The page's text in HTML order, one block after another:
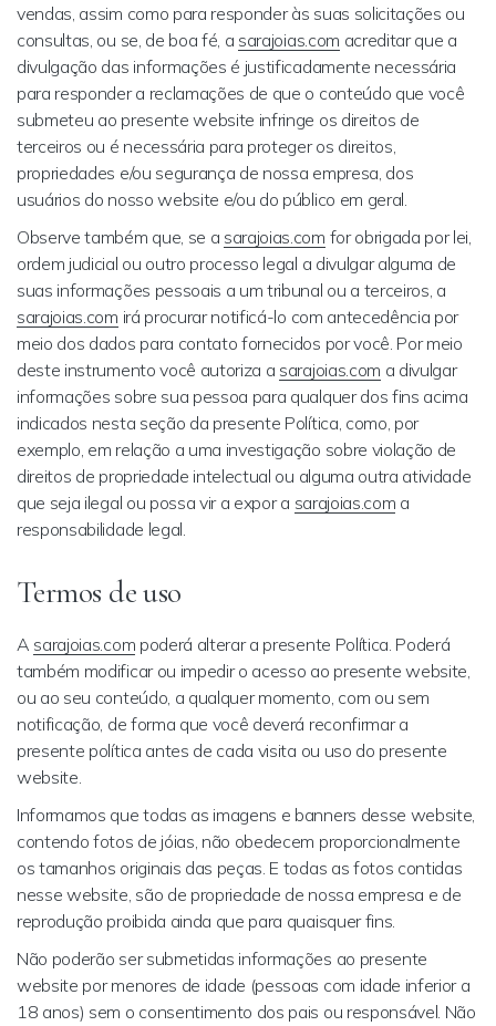
vendas, assim como para responder às suas solicitações ou
consultas, ou se, de boa fé, a sarajoias.com acreditar que a
divulgação das informações é justificadamente necessária
para responder a reclamações de que o conteúdo que você
submeteu ao presente website infringe os direitos de
terceiros ou é necessária para proteger os direitos,
propriedades e/ou segurança de nossa empresa, dos
usuários do nosso website e/ou do público em geral.
Observe também que, se a sarajoias.com for obrigada por lei,
ordem judicial ou outro processo legal a divulgar alguma de
suas informações pessoais a um tribunal ou a terceiros, a
sarajoias.com irá procurar notificá-lo com antecedência por
meio dos dados para contato fornecidos por você. Por meio
deste instrumento você autoriza a sarajoias.com a divulgar
informações sobre sua pessoa para qualquer dos fins acima
indicados nesta seção da presente Política, como, por
exemplo, em relação a uma investigação sobre violação de
direitos de propriedade intelectual ou alguma outra atividade
que seja ilegal ou possa vir a expor a sarajoias.com a
responsabilidade legal.
Termos de uso
A sarajoias.com poderá alterar a presente Política. Poder
também modificar ou impedir o acesso ao presente website,
ou ao seu conteúdo, a qualquer momento, com ou sem
notificação, de forma que você deverá reconfirmar a
presente política antes de cada visita ou uso do presente
website.
Informamos que todas as imagens e banners desse website,
contendo fotos de jóias, não obedecem proporcionalmente
os tamanhos originais das peças. E todas as fotos contidas
nesse website, são de propriedade de nossa empresa e de
reprodução proibida ainda que para quaisquer fins.
Não poderão ser submetidas informações ao presente
website por menores de idade (pessoas com idade inferior a
18 anos) sem o consentimento dos pais ou responsável. Não